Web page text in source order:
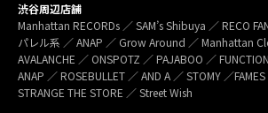
渋谷周辺店舗
Manhattan RECORDs ／ SAM’s Shibuya ／ RECO
パレル系 ／ ANAP ／ Grow Around ／ Manhattan
AVALANCHE ／ ONSPOTZ ／ PAJABOO ／
ANAP ／ ROSEBULLET ／ AND A ／ STOMY ／
STRANGE THE STORE ／ Street Wish